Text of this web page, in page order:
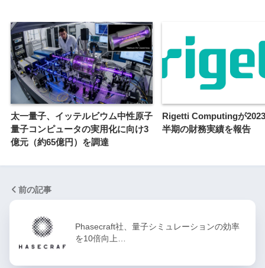
太一量子、イッテルビウム中性原子
量子コンピュータの実用化に向け3
億元（約65億円）を調達
Rigetti Computingが
半期の財務実績を報告
前の記事
Phasecraft社、量子シミュレーションの効率
を10倍向上…